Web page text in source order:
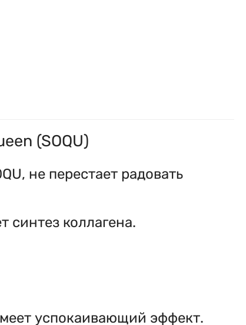
(SOQU)
не перестает радовать
синтез коллагена.
успокаивающий эффект.